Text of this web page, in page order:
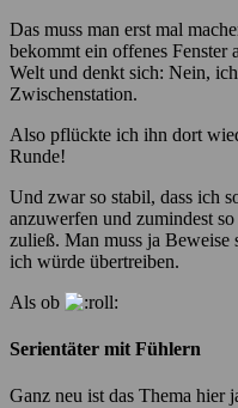
Das muss man erst mal
bekommt ein offenes Fenster
Welt und denkt sich: Nein,
Zwischenstation.
Also pflückte ich ihn dort
Runde!
Und zwar so stabil, dass ich
anzuwerfen und zumindest
zuließ. Man muss ja Beweise
ich würde übertreiben.
Als ob
Serientäter mit Fühlern
Ganz neu ist das Thema hier